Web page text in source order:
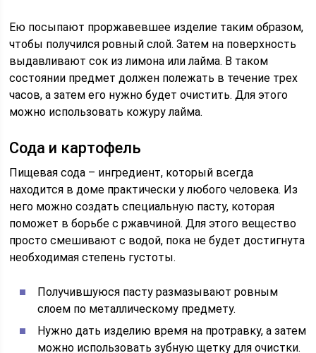
Ею посыпают проржавевшее изделие таким образом,
чтобы получился ровный слой. Затем на поверхность
выдавливают сок из лимона или лайма. В таком
состоянии предмет должен полежать в течение трех
часов, а затем его нужно будет очистить. Для этого
можно использовать кожуру лайма.
Сода и картофель
Пищевая сода – ингредиент, который всегда
находится в доме практически у любого человека. Из
него можно создать специальную пасту, которая
поможет в борьбе с ржавчиной. Для этого вещество
просто смешивают с водой, пока не будет достигнута
необходимая степень густоты.
Получившуюся пасту размазывают ровным
слоем по металлическому предмету.
Нужно дать изделию время на протравку, а затем
можно использовать зубную щетку для очистки.